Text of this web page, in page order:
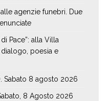
agenzie funebri. Due
Pace”: alla Villa
poesia e
Sabato 8 agosto 2026
8 Agosto 2026